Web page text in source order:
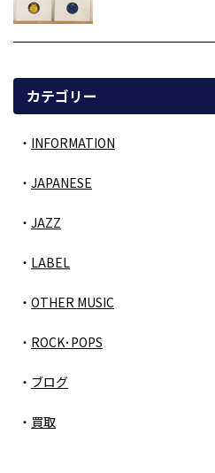
カテゴリー
INFORMATION
JAPANESE
JAZZ
LABEL
OTHER MUSIC
ROCK･POPS
ブログ
買取